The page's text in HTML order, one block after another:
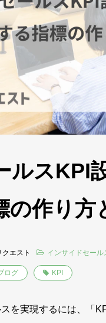
ルスKPI
の作り方
エスト インサイドセール
ログ KPI
を実現するには、「